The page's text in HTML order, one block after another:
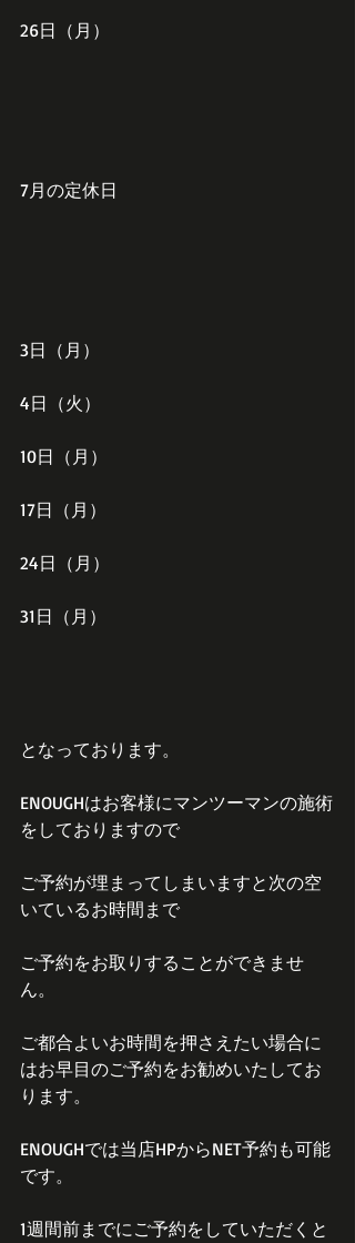
26日（月）
7月の定休日
3日（月）
4日（火）
10日（月）
17日（月）
24日（月）
31日（月）
となっております。
ENOUGHはお客様にマンツーマンの施術
をしておりますので
ご予約が埋まってしまいますと次の空
いているお時間まで
ご予約をお取りすることができませ
ん。
ご都合よいお時間を押さえたい場合に
はお早目のご予約をお勧めいたしてお
ります。
ENOUGHでは当店HPからNET予約も可能
です。
1週間前までにご予約をしていただくと